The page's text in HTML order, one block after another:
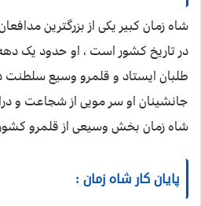
شاه زمان کبیر یکی از بزرگترین
در تاریخ کشور است ، او حدود یک دهه
طلبان ایستاد و قلمرو وسیع سلطنت
جانشینان او سر مویی از شجاعت و
شاه زمان بخش وسیعی از قلمرو
پایان کار شاه زمان :